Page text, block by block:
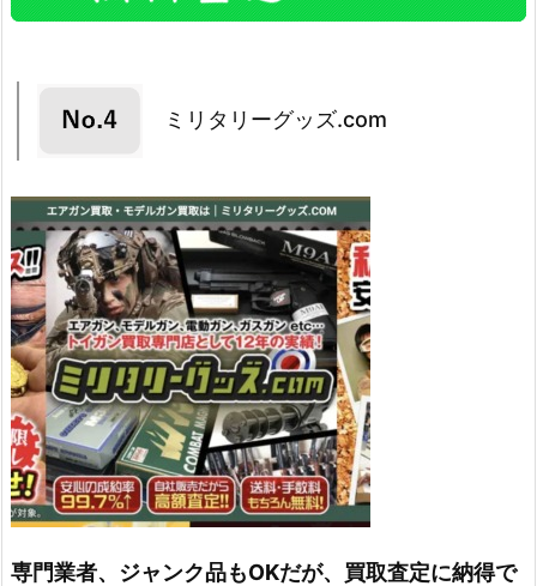
ミリタリーグッズ.com
専門業者、ジャンク品もOKだが、買取査定に納得で